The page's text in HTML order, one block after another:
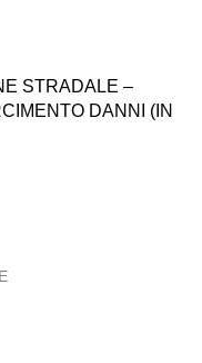
STRADALE –
DANNI (IN